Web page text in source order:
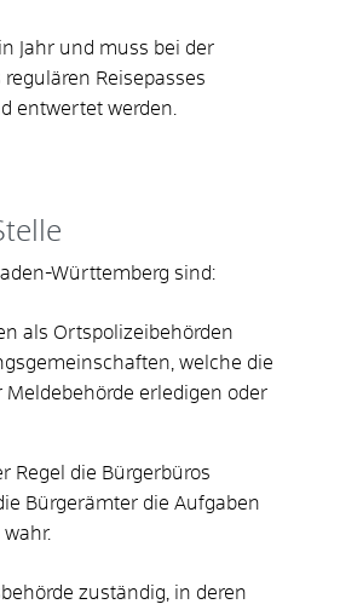
Jahr und muss bei der
Reisepasses
entwertet werden.
Württemberg sind:
als Ortspolizeibehörden
welche die
Meldebehörde erledigen oder
Regel die Bürgerbüros
Bürgerämter die Aufgaben
zuständig, in deren